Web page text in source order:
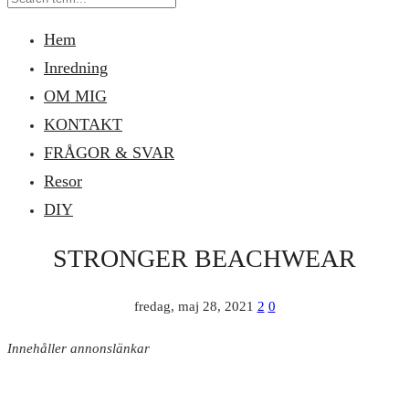
Hem
Inredning
OM MIG
KONTAKT
FRÅGOR & SVAR
Resor
DIY
STRONGER BEACHWEAR
fredag, maj 28, 2021 2 0
Innehåller annonslänkar